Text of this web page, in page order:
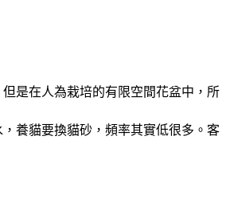
是在人為栽培的有限空間花盆中，所
養貓要換貓砂，頻率其實低很多。客